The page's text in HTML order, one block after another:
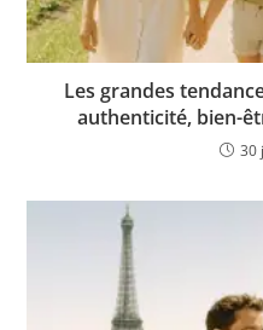
Les grandes
authenticité, bien-
30